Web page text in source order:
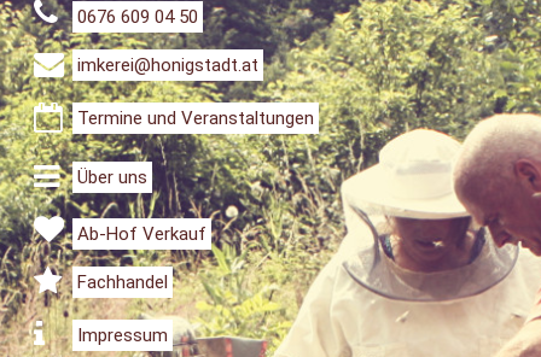
0676 609 04 50
imkerei@honigstadt.at
Termine und Veranstaltungen
Über uns
Ab-Hof Verkauf
Fachhandel
Impressum